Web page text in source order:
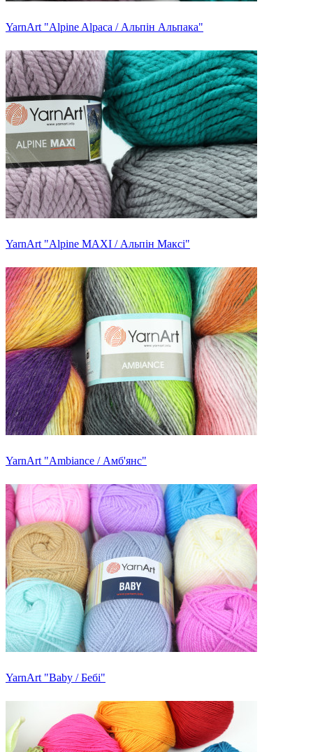
YarnArt "Alpine Alpaca / Альпін Альпака"
YarnArt "Alpine MAXI / Альпін Максі"
YarnArt "Ambiance / Амб'янс"
YarnArt "Baby / Бебі"